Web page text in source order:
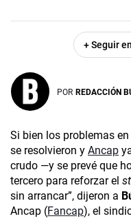
+ Seguir en
POR REDACCIÓN
Si bien los problemas
se resolvieron y Ancap
crudo —y se prevé que
tercero para reforzar el
sin arrancar”, dijeron a
Ancap (Fancap), el